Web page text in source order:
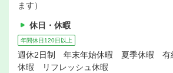
ます）
休日・休暇
年間休日120日以上
週休2日制 年末年始休暇 夏季休暇 有
休暇 リフレッシュ休暇